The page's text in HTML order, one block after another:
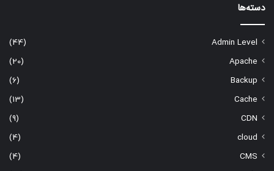
دسته‌ها
Admin Level
(44)
Apache
(20)
Backup
(6)
Cache
(13)
CDN
(9)
cloud
(4)
CMS
(4)